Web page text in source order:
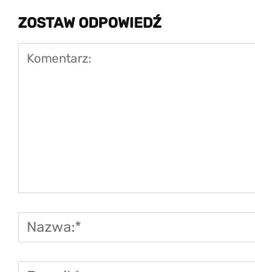
ZOSTAW ODPOWIEDŹ